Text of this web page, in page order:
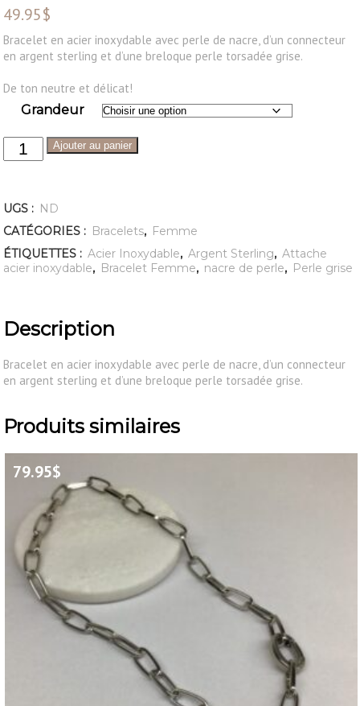
49.95$
Bracelet en acier inoxydable avec perle de nacre, d’un connecteur
en argent sterling et d’une breloque perle torsadée grise.
De ton neutre et délicat!
Grandeur
Ajouter au panier
UGS : ND
CATÉGORIES : Bracelets, Femme
ÉTIQUETTES : Acier Inoxydable, Argent Sterling, Attache
acier inoxydable, Bracelet Femme, nacre de perle, Perle grise
Description
Bracelet en acier inoxydable avec perle de nacre, d’un connecteur
en argent sterling et d’une breloque perle torsadée grise.
Produits similaires
79.95$